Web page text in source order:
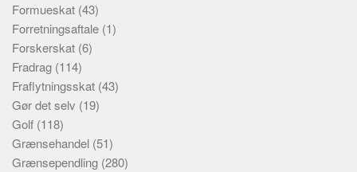
Formueskat (43)
Forretningsaftale (1)
Forskerskat (6)
Fradrag (114)
Fraflytningsskat (43)
Gør det selv (19)
Golf (118)
Grænsehandel (51)
Grænsependling (280)